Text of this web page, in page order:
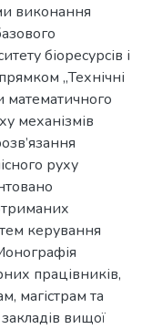
виконання
біоресурсів і
„Технічні
математичного
механізмів
руху
керування
працівників,
магістрам та
вищої